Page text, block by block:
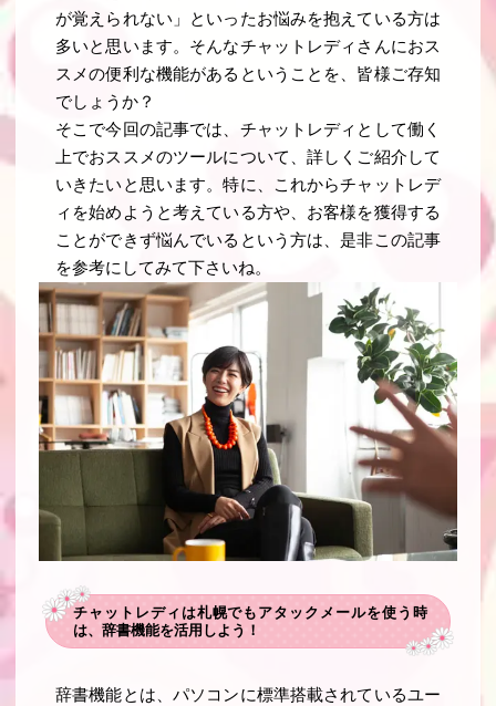
が覚えられない」といったお悩みを抱えている方は
多いと思います。そんなチャットレディさんにおス
スメの便利な機能があるということを、皆様ご存知
でしょうか？
そこで今回の記事では、チャットレディとして働く
上でおススメのツールについて、詳しくご紹介して
いきたいと思います。特に、これからチャットレデ
ィを始めようと考えている方や、お客様を獲得する
ことができず悩んでいるという方は、是非この記事
を参考にしてみて下さいね。
チャットレディは札幌でもアタックメールを使う時
は、辞書機能を活用しよう！
辞書機能とは、パソコンに標準搭載されているユー